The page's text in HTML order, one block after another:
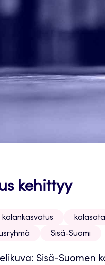
kehittyy
kalankasvatus
Sisä-Suomi
Sisä-